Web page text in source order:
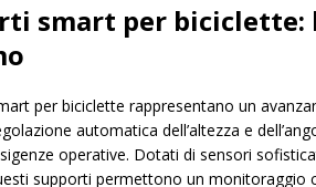
smart per
per biciclette rappresentano un
automatica dell’altezza e
operative. Dotati di sensori
supporti permettono un